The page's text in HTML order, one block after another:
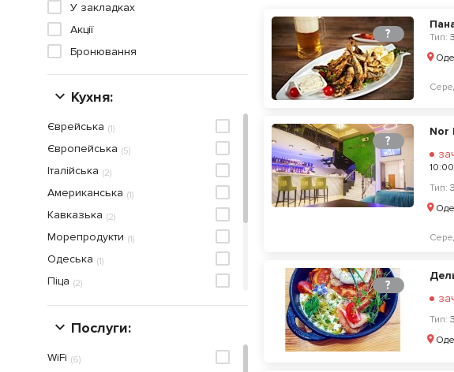
У закладках
Акції
Бронювання
Кухня:
(1)
Єврейська
(5)
Європейська
(2)
Італійська
(1)
Американська
(2)
Кавказька
(1)
Морепродукти
(1)
Одеська
(2)
Піца
(2)
Рибна
(2)
Суші Послуги:
(6)
WiFi
? Тип:
?
Nor
Тип:
?
Тип: